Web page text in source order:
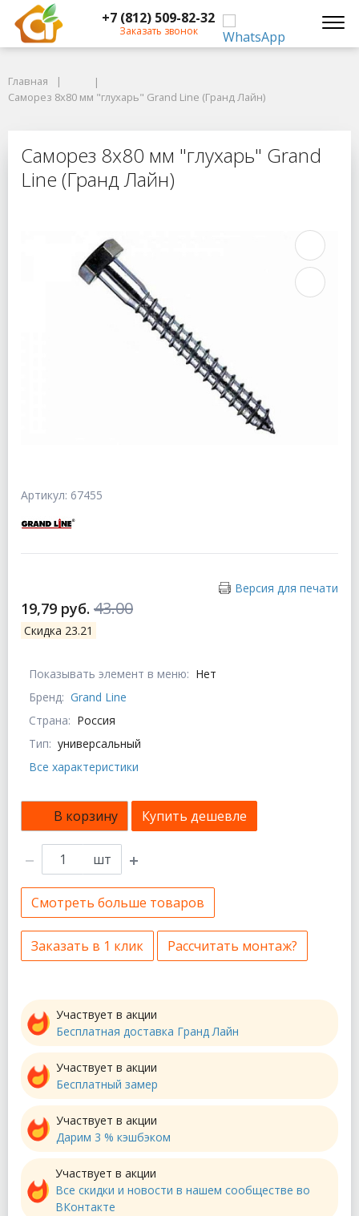
+7 (812) 509-82-32
Заказать звонок
Саморез 8х80 мм "глухарь" Grand Line (Гранд Лайн)
Саморез 8х80 мм "глухарь" Grand
Главная
Саморез 8х80 мм "глухарь" Grand Line (Гранд Лайн)
Саморез 8х80 мм "глухарь" Grand
Line (Гранд Лайн)
Артикул: 67455
Версия для печати
19,79 руб. 43.00
Скидка 23.21
Показывать элемент в меню: Нет
Бренд: Grand Line
Страна: Россия
Тип: универсальный
Все характеристики
В корзину Купить дешевле
шт
Смотреть больше товаров
Заказать в 1 клик Рассчитать монтаж?
Участвует в акции
Бесплатная доставка Гранд Лайн
Участвует в акции
Бесплатный замер
Участвует в акции
Дарим 3 % кэшбэком
Участвует в акции
Все скидки и новости в нашем сообществе во
ВКонтакте